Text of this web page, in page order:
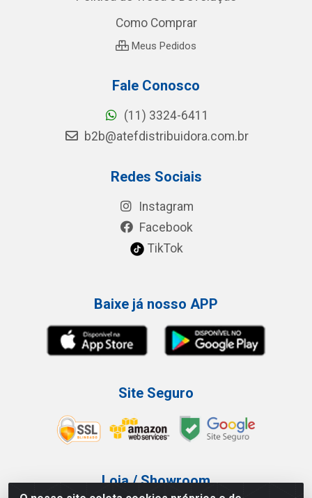
Como Comprar
Meus Pedidos
Fale Conosco
(11) 3324-6411
b2b@atefdistribuidora.com.br
Redes Sociais
Instagram
Facebook
TikTok
Baixe já nosso APP
Site Seguro
Loja / Showroom